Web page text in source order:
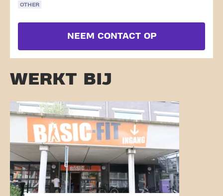
OTHER
NEEM CONTACT OP
WERKT BIJ